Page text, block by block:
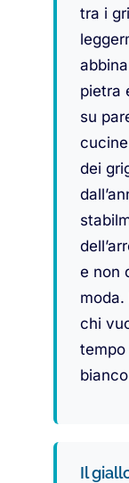
tra i
pietra
su
dei
e non
chi
tempo
Il